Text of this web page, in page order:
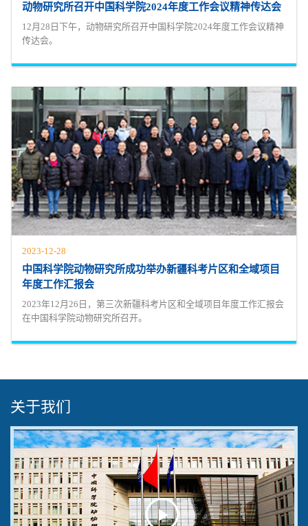
动物研究所召开中国科学院2024年度工作会议精神传达会
12月28日下午，动物研究所召开中国科学院2024年度工作会议精神
传达会。
2023-12-28
中国科学院动物研究所成功举办新疆科考片区和全域项目
年度工作汇报会
2023年12月26日，第三次新疆科考片区和全域项目年度工作汇报会
在中国科学院动物研究所召开。
关于我们